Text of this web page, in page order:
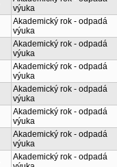
výuka
Akademický rok - odpadá
výuka
Akademický rok - odpadá
výuka
Akademický rok - odpadá
výuka
Akademický rok - odpadá
výuka
Akademický rok - odpadá
výuka
Akademický rok - odpadá
výuka
Akademický rok - odpadá